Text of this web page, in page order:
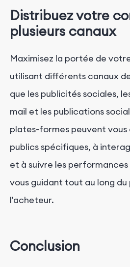
Distribuez votre
plusieurs canaux
Maximisez la portée de
utilisant différents canaux
que les publicités sociales,
mail et les publications
plates-formes peuvent vous
publics spécifiques, à
et à suivre les
vous guidant tout au long du
l'acheteur.
Conclusion